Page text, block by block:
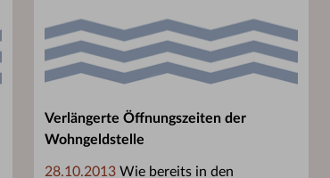
Verlängerte Öffnungszeiten der
Wohngeldstelle
28.10.2013 Wie bereits in den